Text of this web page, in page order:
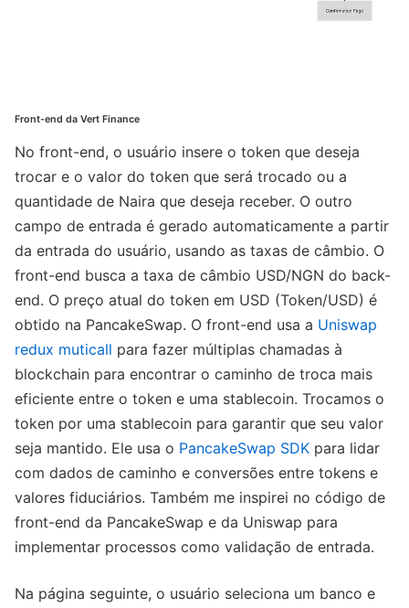
Front-end da Vert Finance
No front-end, o usuário insere o token que deseja
trocar e o valor do token que será trocado ou a
quantidade de Naira que deseja receber. O outro
campo de entrada é gerado automaticamente a partir
da entrada do usuário, usando as taxas de câmbio. O
front-end busca a taxa de câmbio USD/NGN do back-
end. O preço atual do token em USD (Token/USD) é
obtido na PancakeSwap. O front-end usa a Uniswap
redux muticall para fazer múltiplas chamadas à
blockchain para encontrar o caminho de troca mais
eficiente entre o token e uma stablecoin. Trocamos o
token por uma stablecoin para garantir que seu valor
seja mantido. Ele usa o PancakeSwap SDK para lidar
com dados de caminho e conversões entre tokens e
valores fiduciários. Também me inspirei no código de
front-end da PancakeSwap e da Uniswap para
implementar processos como validação de entrada.
Na página seguinte, o usuário seleciona um banco e